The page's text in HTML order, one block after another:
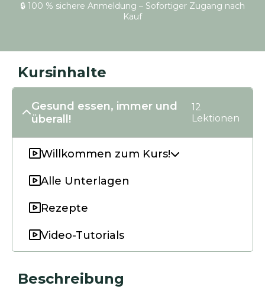
🔒 100 % sichere Anmeldung – Sofortiger Zugang nach
Kauf
Kursinhalte
Gesund essen, immer und
überall!
12
Lektionen
Willkommen zum Kurs!
Alle Unterlagen
Rezepte
Video-Tutorials
Beschreibung